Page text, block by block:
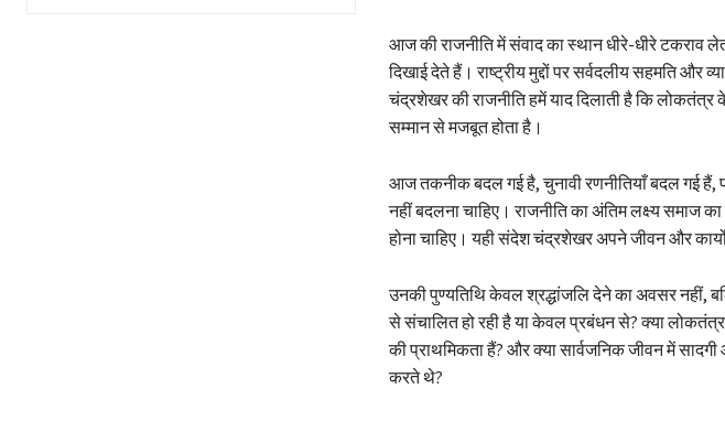
आज की राजनीति में संवाद का स्थान धीरे-धीरे टकराव
दिखाई देते हैं। राष्ट्रीय मुद्दों पर सर्वदलीय सहमति और
चंद्रशेखर की राजनीति हमें याद दिलाती है कि
सम्मान से मजबूत होता है।
आज तकनीक बदल गई है, चुनावी रणनीतियाँ बदल गई हैं,
नहीं बदलना चाहिए। राजनीति का अंतिम लक्ष्य समाज
होना चाहिए। यही संदेश चंद्रशेखर अपने जीवन और
उनकी पुण्यतिथि केवल श्रद्धांजलि देने का अवसर नहीं,
से संचालित हो रही है या केवल प्रबंधन से? क्या
की प्राथमिकता हैं? और क्या सार्वजनिक जीवन में
करते थे?